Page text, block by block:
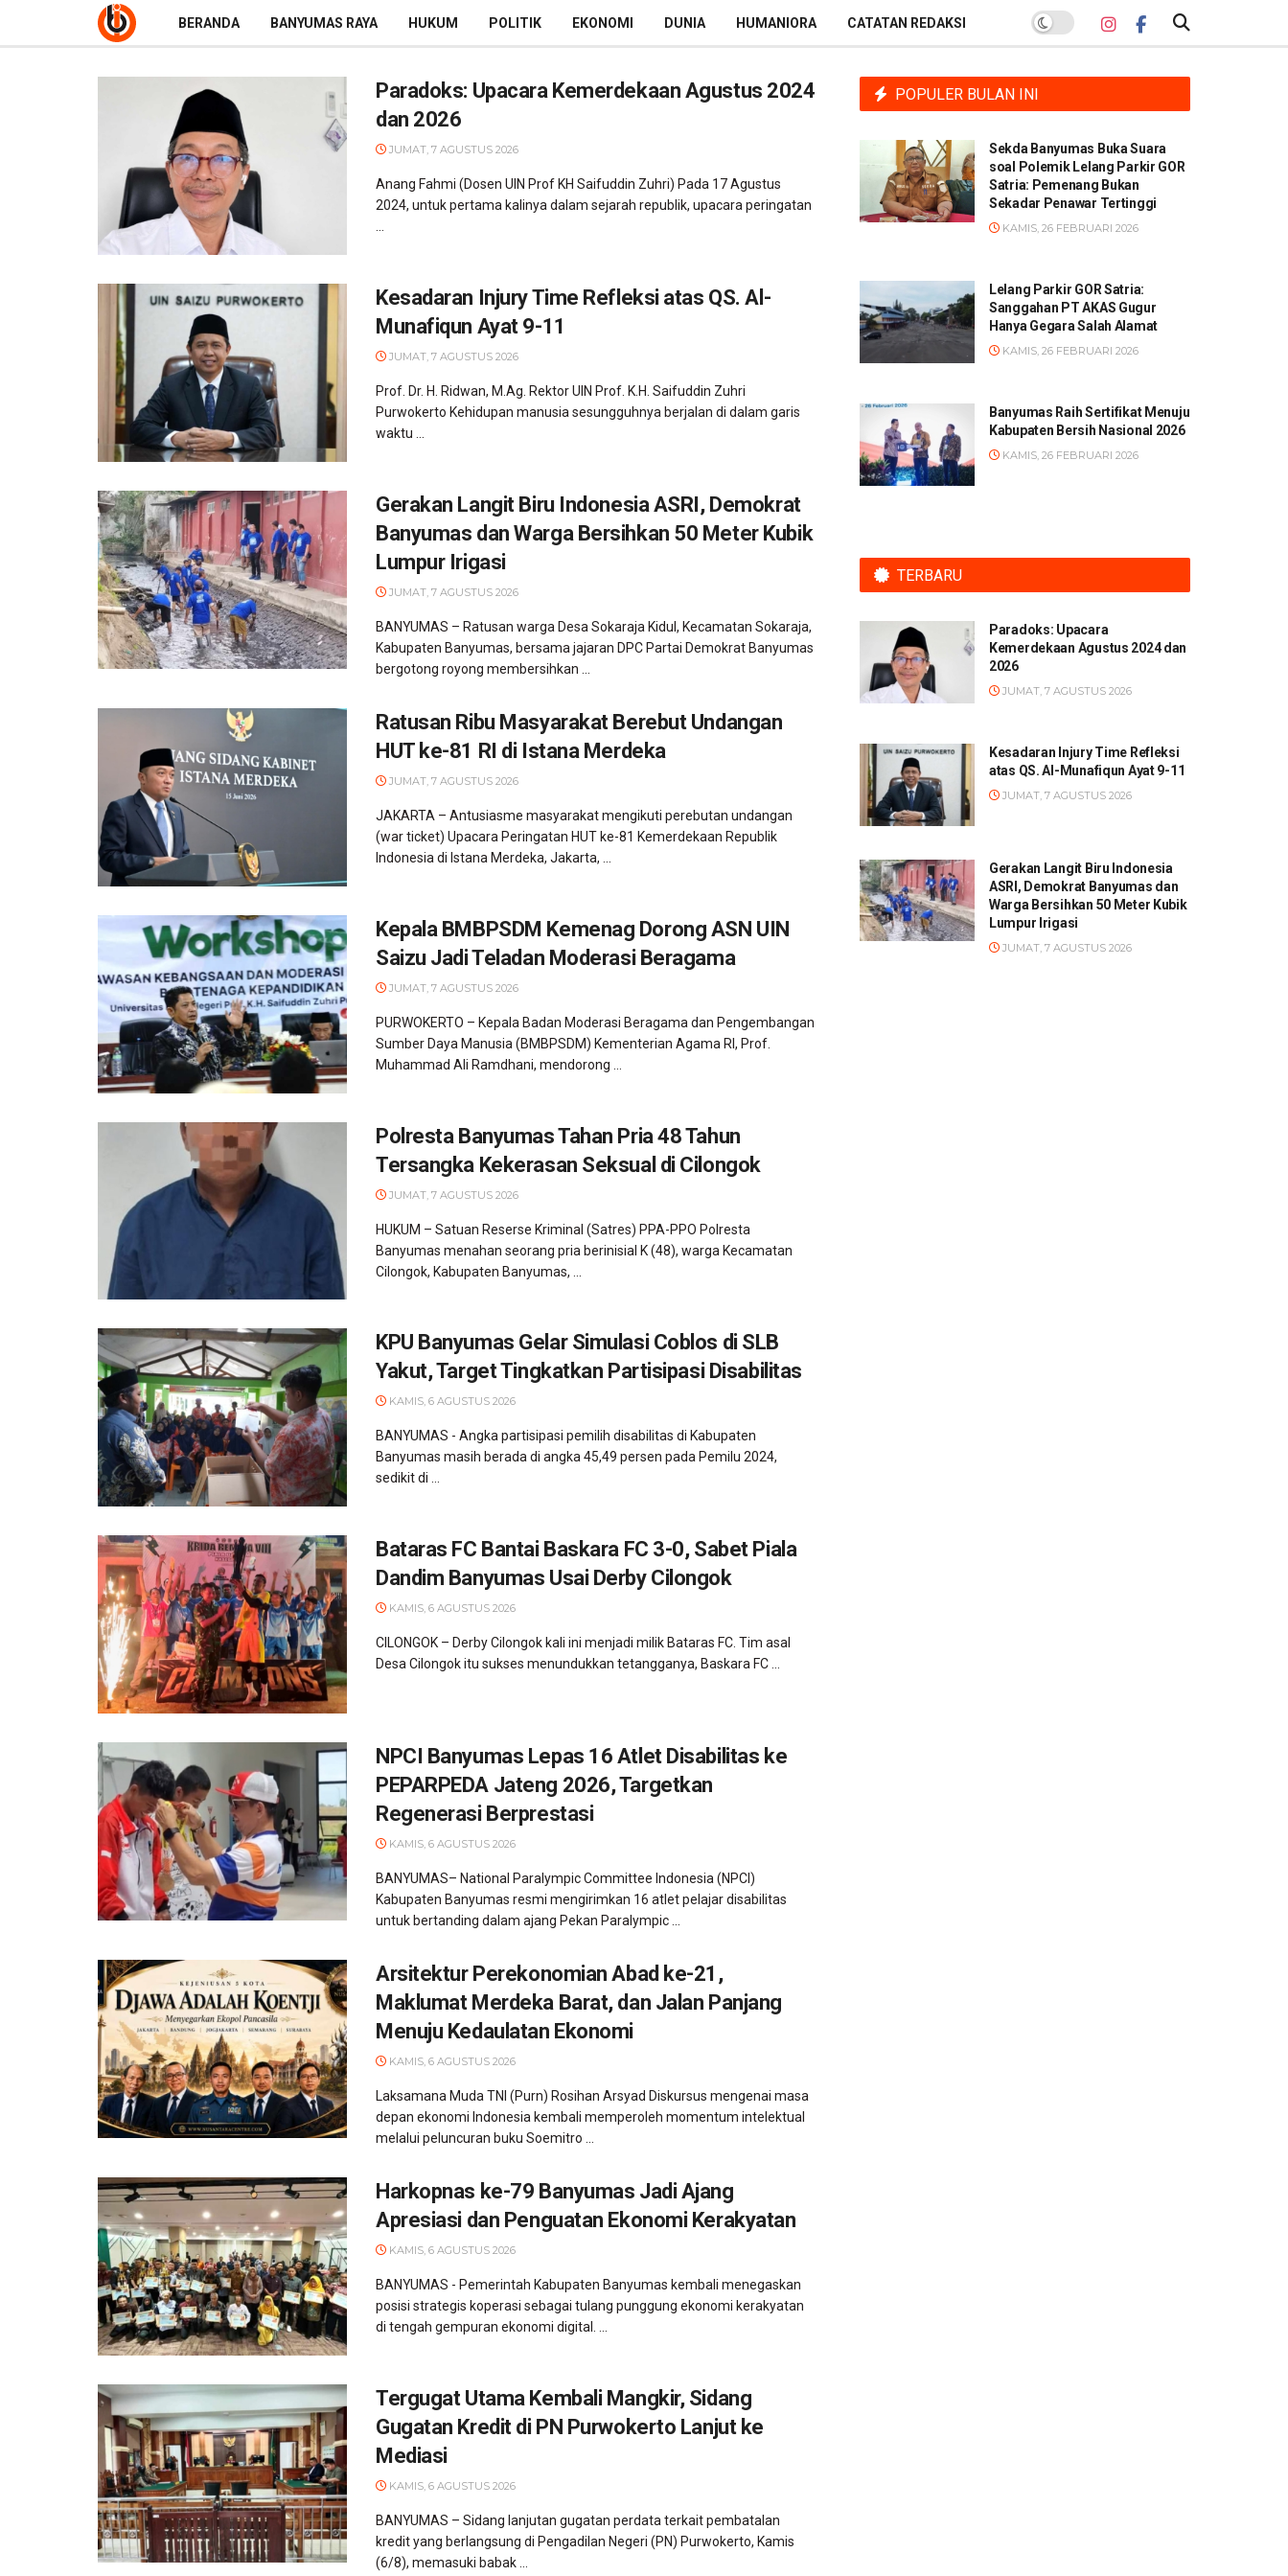
BERANDA BANYUMAS RAYA HUKUM POLITIK EKONOMI DUNIA HUMANIORA CATATAN REDAKSI
Paradoks: Upacara Kemerdekaan Agustus 2024
dan 2026
JUMAT, 7 AGUSTUS 2026
Anang Fahmi (Dosen UIN Prof KH Saifuddin Zuhri) Pada 17 Agustus
2024, untuk pertama kalinya dalam sejarah republik, upacara peringatan
Kesadaran Injury Time Refleksi atas QS. Al-
Munafiqun Ayat 9-11
JUMAT, 7 AGUSTUS 2026
Prof. Dr. H. Ridwan, M.Ag. Rektor UIN Prof. K.H. Saifuddin Zuhri
Purwokerto Kehidupan manusia sesungguhnya berjalan di dalam garis
waktu ...
Gerakan Langit Biru Indonesia ASRI, Demokrat
Banyumas dan Warga Bersihkan 50 Meter Kubik
Lumpur Irigasi
JUMAT, 7 AGUSTUS 2026
BANYUMAS – Ratusan warga Desa Sokaraja Kidul, Kecamatan Sokaraja,
Kabupaten Banyumas, bersama jajaran DPC Partai Demokrat Banyumas
bergotong royong membersihkan ...
Ratusan Ribu Masyarakat Berebut Undangan
HUT ke-81 RI di Istana Merdeka
JUMAT, 7 AGUSTUS 2026
JAKARTA – Antusiasme masyarakat mengikuti perebutan undangan
(war ticket) Upacara Peringatan HUT ke-81 Kemerdekaan Republik
Indonesia di Istana Merdeka, Jakarta, ...
Kepala BMBPSDM Kemenag Dorong ASN UIN
Saizu Jadi Teladan Moderasi Beragama
JUMAT, 7 AGUSTUS 2026
PURWOKERTO – Kepala Badan Moderasi Beragama dan Pengembangan
Sumber Daya Manusia (BMBPSDM) Kementerian Agama RI, Prof.
Muhammad Ali Ramdhani, mendorong ...
Polresta Banyumas Tahan Pria 48 Tahun
Tersangka Kekerasan Seksual di Cilongok
JUMAT, 7 AGUSTUS 2026
HUKUM – Satuan Reserse Kriminal (Satres) PPA-PPO Polresta
Banyumas menahan seorang pria berinisial K (48), warga Kecamatan
Cilongok, Kabupaten Banyumas, ...
KPU Banyumas Gelar Simulasi Coblos di SLB
Yakut, Target Tingkatkan Partisipasi Disabilitas
KAMIS, 6 AGUSTUS 2026
BANYUMAS - Angka partisipasi pemilih disabilitas di Kabupaten
Banyumas masih berada di angka 45,49 persen pada Pemilu 2024,
sedikit di ...
Bataras FC Bantai Baskara FC 3-0, Sabet Piala
Dandim Banyumas Usai Derby Cilongok
KAMIS, 6 AGUSTUS 2026
CILONGOK – Derby Cilongok kali ini menjadi milik Bataras FC. Tim asal
Desa Cilongok itu sukses menundukkan tetangganya, Baskara FC ...
NPCI Banyumas Lepas 16 Atlet Disabilitas ke
PEPARPEDA Jateng 2026, Targetkan
Regenerasi Berprestasi
KAMIS, 6 AGUSTUS 2026
BANYUMAS– National Paralympic Committee Indonesia (NPCI)
Kabupaten Banyumas resmi mengirimkan 16 atlet pelajar disabilitas
untuk bertanding dalam ajang Pekan Paralympic ...
Arsitektur Perekonomian Abad ke-21,
Maklumat Merdeka Barat, dan Jalan Panjang
Menuju Kedaulatan Ekonomi
KAMIS, 6 AGUSTUS 2026
Laksamana Muda TNI (Purn) Rosihan Arsyad Diskursus mengenai masa
depan ekonomi Indonesia kembali memperoleh momentum intelektual
melalui peluncuran buku Soemitro ...
Harkopnas ke-79 Banyumas Jadi Ajang
Apresiasi dan Penguatan Ekonomi Kerakyatan
KAMIS, 6 AGUSTUS 2026
BANYUMAS - Pemerintah Kabupaten Banyumas kembali menegaskan
posisi strategis koperasi sebagai tulang punggung ekonomi kerakyatan
di tengah gempuran ekonomi digital. ...
Tergugat Utama Kembali Mangkir, Sidang
Gugatan Kredit di PN Purwokerto Lanjut ke
Mediasi
KAMIS, 6 AGUSTUS 2026
BANYUMAS – Sidang lanjutan gugatan perdata terkait pembatalan
kredit yang berlangsung di Pengadilan Negeri (PN) Purwokerto, Kamis
(6/8), memasuki babak ...
POPULER BULAN INI
Sekda Banyumas Buka Suara
soal Polemik Lelang Parkir GOR
Satria: Pemenang Bukan
Sekadar Penawar Tertinggi
KAMIS, 26 FEBRUARI 2026
Lelang Parkir GOR Satria:
Sanggahan PT AKAS Gugur
Hanya Gegara Salah Alamat
KAMIS, 26 FEBRUARI 2026
Banyumas Raih Sertifikat Menuju
Kabupaten Bersih Nasional 2026
KAMIS, 26 FEBRUARI 2026
TERBARU
Paradoks: Upacara
Kemerdekaan Agustus 2024 dan
2026
JUMAT, 7 AGUSTUS 2026
Kesadaran Injury Time Refleksi
atas QS. Al-Munafiqun Ayat 9-11
JUMAT, 7 AGUSTUS 2026
Gerakan Langit Biru Indonesia
ASRI, Demokrat Banyumas dan
Warga Bersihkan 50 Meter Kubik
Lumpur Irigasi
JUMAT, 7 AGUSTUS 2026